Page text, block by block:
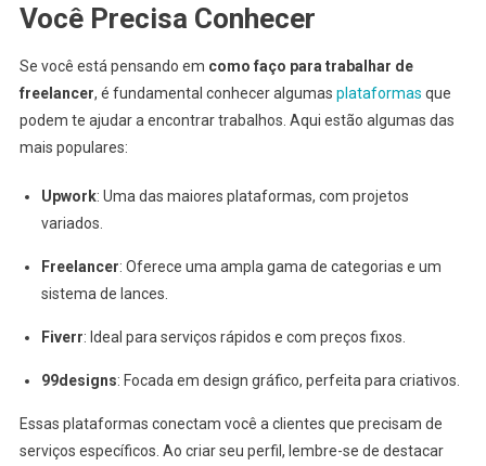
Você Precisa Conhecer
Se você está pensando em como faço para trabalhar de
freelancer, é fundamental conhecer algumas plataformas que
podem te ajudar a encontrar trabalhos. Aqui estão algumas das
mais populares:
Upwork: Uma das maiores plataformas, com projetos
variados.
Freelancer: Oferece uma ampla gama de categorias e um
sistema de lances.
Fiverr: Ideal para serviços rápidos e com preços fixos.
99designs: Focada em design gráfico, perfeita para criativos.
Essas plataformas conectam você a clientes que precisam de
serviços específicos. Ao criar seu perfil, lembre-se de destacar